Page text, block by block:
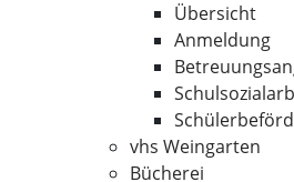
Übersicht
Anmeldung
vhs Weingarten
Bücherei